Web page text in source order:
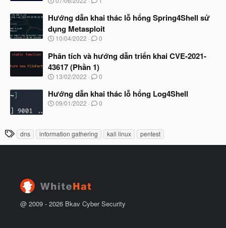
ắ
đ
ầ
u
à
b
ắ
đ
ầ
u
Hướng dẫn khai thác lỗ hổng Spring4Shell sử
dụng Metasploit
N
à
y
b
ắ
đ
ầ
10/04/2022 0
Phân tích và hướng dẫn triển khai CVE-2021-
43617 (Phần 1)
N
à
y
b
đ
ầ
13/02/2022 0
Hướng dẫn khai thác lỗ hổng Log4Shell
N
b
09/01/2022 0
T
h
dns information gathering kali linux pentest
@ 2009 - 2026 Bkav Cyber Security